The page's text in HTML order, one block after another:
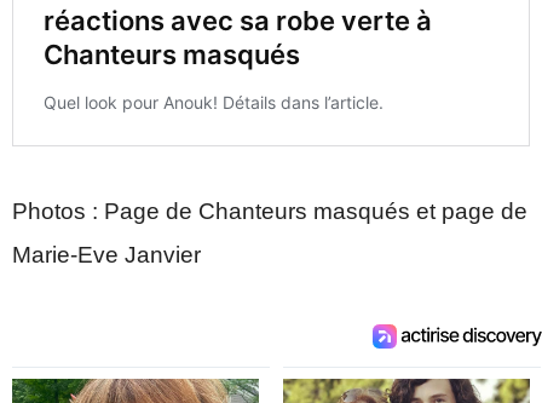
Photos : Page de Chanteurs masqués et page de
Marie-Eve Janvier